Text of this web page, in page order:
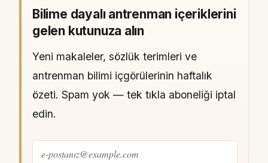
Bilime dayalı antrenman içeriklerini
gelen kutunuza alın
Yeni makaleler, sözlük terimleri ve
antrenman bilimi içgörülerinin haftalık
özeti. Spam yok — tek tıkla aboneliği iptal
edin.